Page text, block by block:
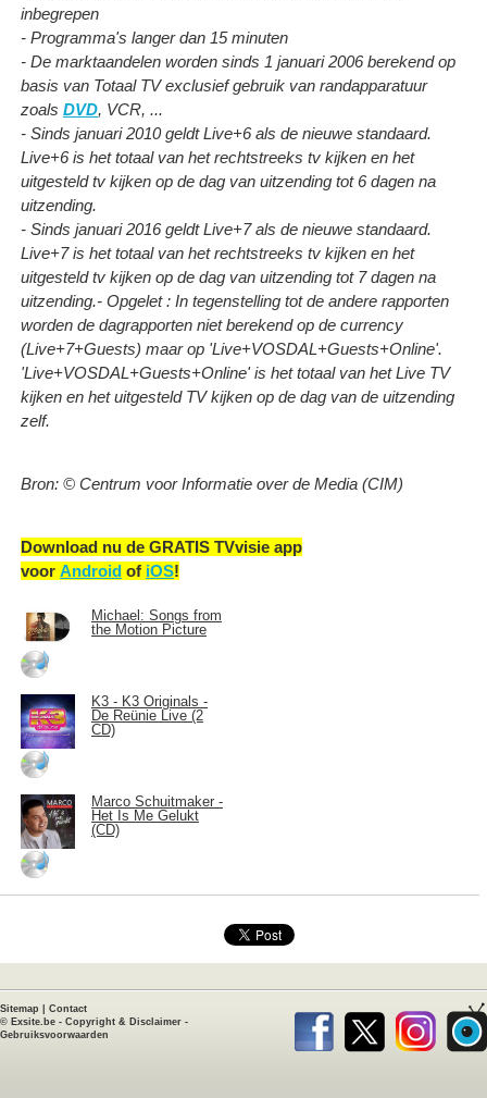
inbegrepen
- Programma's langer dan 15 minuten
- De marktaandelen worden sinds 1 januari 2006 berekend op
basis van Totaal TV exclusief gebruik van randapparatuur
zoals DVD, VCR, ...
- Sinds januari 2010 geldt Live+6 als de nieuwe standaard.
Live+6 is het totaal van het rechtstreeks tv kijken en het
uitgesteld tv kijken op de dag van uitzending tot 6 dagen na
uitzending.
- Sinds januari 2016 geldt Live+7 als de nieuwe standaard.
Live+7 is het totaal van het rechtstreeks tv kijken en het
uitgesteld tv kijken op de dag van uitzending tot 7 dagen na
uitzending.- Opgelet : In tegenstelling tot de andere rapporten
worden de dagrapporten niet berekend op de currency
(Live+7+Guests) maar op 'Live+VOSDAL+Guests+Online'.
'Live+VOSDAL+Guests+Online' is het totaal van het Live TV
kijken en het uitgesteld TV kijken op de dag van de uitzending
zelf.
Bron: © Centrum voor Informatie over de Media (CIM)
Download nu de GRATIS TVvisie app
voor Android of iOS!
Michael: Songs from
the Motion Picture
K3 - K3 Originals -
De Reünie Live (2
CD)
Marco Schuitmaker -
Het Is Me Gelukt
(CD)
Sitemap
Contact
© Exsite.be - Copyright & Disclaimer -
Gebruiksvoorwaarden